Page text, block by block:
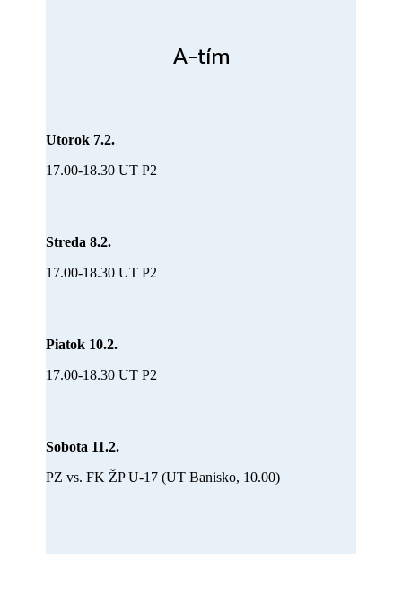
A-tím
Utorok 7.2.
17.00-18.30 UT P2
Streda 8.2.
17.00-18.30 UT P2
Piatok 10.2.
17.00-18.30 UT P2
Sobota 11.2.
PZ vs. FK ŽP U-17 (UT Banisko, 10.00)